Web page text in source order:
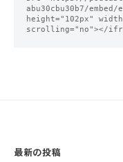
abu30cbu30b7/
height="102px"
scrolling="no"></
最新の投稿